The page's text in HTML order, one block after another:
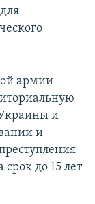
армии
и
и
до 15 лет